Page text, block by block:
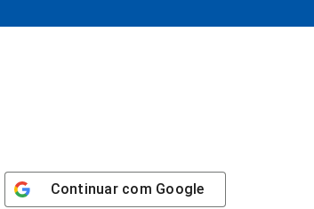
Continuar com Google